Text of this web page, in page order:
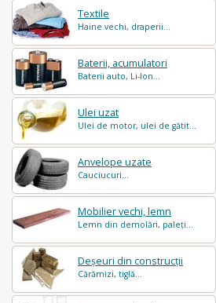
Textile
Haine vechi, draperii...
Baterii, acumulatori
Baterii auto, Li-Ion...
Ulei uzat
Ulei de motor, ulei de gătit...
Anvelope uzate
Cauciucuri...
Mobilier vechi, lemn
Lemn din demolări, paleți...
Deșeuri din construcții
Cărămizi, tiglă...